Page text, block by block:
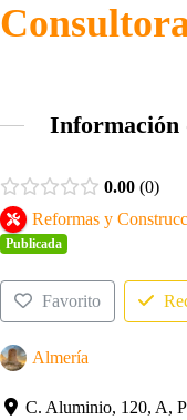
Información
0.00 0
Reformas y
Publicada
Favorito
Almería
C. Aluminio, 120, A,